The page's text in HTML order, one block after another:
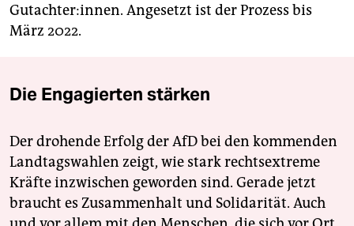
Gutachter:innen. Angesetzt ist der Prozess bis
März 2022.
Die Engagierten stärken
Der drohende Erfolg der AfD bei den kommenden
Landtagswahlen zeigt, wie stark rechtsextreme
Kräfte inzwischen geworden sind. Gerade jetzt
braucht es Zusammenhalt und Solidarität. Auch